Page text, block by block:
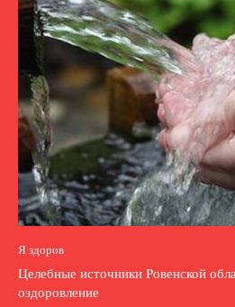
Я здоров
Целебные источники Ровенской
оздоровление